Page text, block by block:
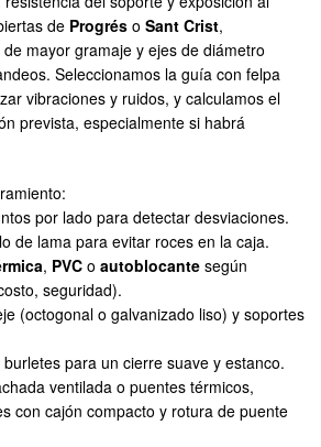
de Progrés o Sant Crist,
mayor gramaje y ejes de diámetro
Seleccionamos la guía con felpa
vibraciones y ruidos, y calculamos el
prevista, especialmente si habrá
por lado para detectar desviaciones.
de lama para evitar roces en la caja.
, PVC o autoblocante según
seguridad).
(octogonal o galvanizado liso) y soportes
para un cierre suave y estanco.
ventilada o puentes térmicos,
con cajón compacto y rotura de puente